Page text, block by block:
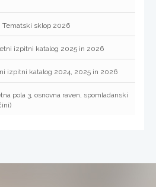
: Tematski sklop 2026
izpitni katalog 2025 in 2026
izpitni katalog 2024, 2025 in 2026
pola 3, osnovna raven, spomladanski